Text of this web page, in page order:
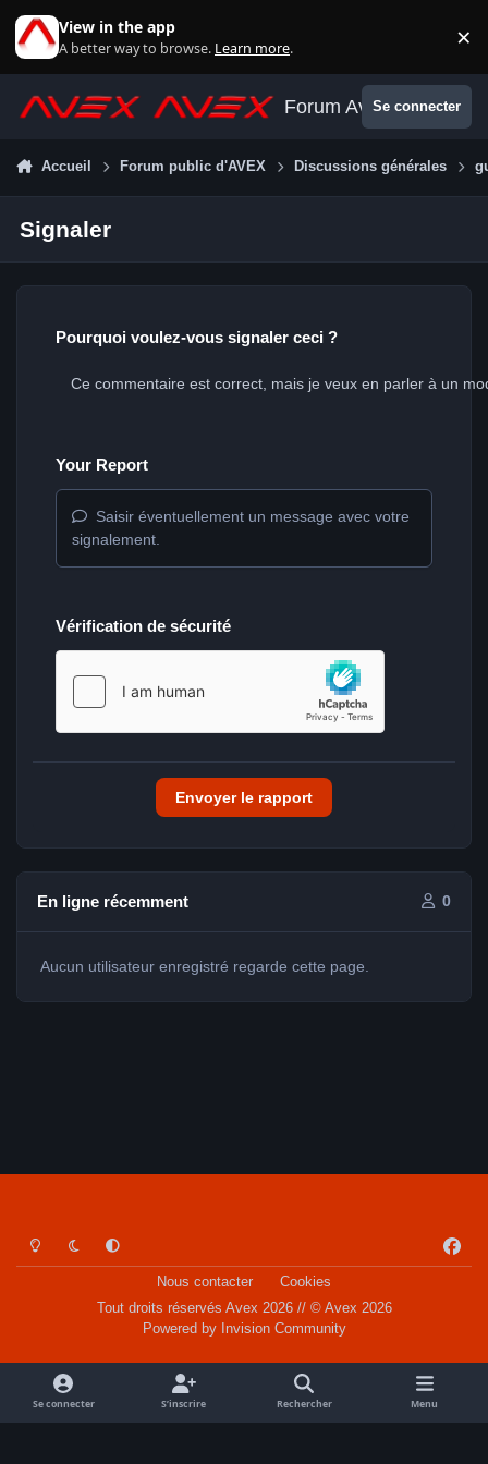
View in the app
A better way to browse. Learn more. ×
Forum AvexSe connecter
Accueil Forum public d'AVEX Discussions générales
Signaler
Pourquoi voulez-vous signaler ceci ?
Your Report
Saisir éventuellement un message avec votre
signalement.
Vérification de sécurité
Envoyer le rapport
En ligne récemment 0
Aucun utilisateur enregistré regarde cette page.
Light ModeDark ModeSystem Preference
a
o
k
Nous contacter
Cookies
Tout droits réservés Avex 2026 // © Avex 2026
Powered by Invision Community
Se connecter S’inscrire Rechercher Menu